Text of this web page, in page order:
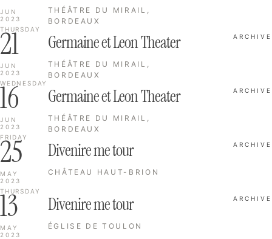
JUN
2023
THURSDAY
THÉÂTRE DU MIRAIL,
BORDEAUX
21
JUN
2023
WEDNESDAY
Germaine et Leon Theater
THÉÂTRE DU MIRAIL,
BORDEAUX
ARCHIVE
16
JUN
2023
FRIDAY
Germaine et Leon Theater
THÉÂTRE DU MIRAIL,
BORDEAUX
ARCHIVE
25
MAY
2023
THURSDAY
Divenire me tour
CHÂTEAU HAUT-BRION
ARCHIVE
13
MAY
2023
Divenire me tour
ÉGLISE DE TOULON
ARCHIVE